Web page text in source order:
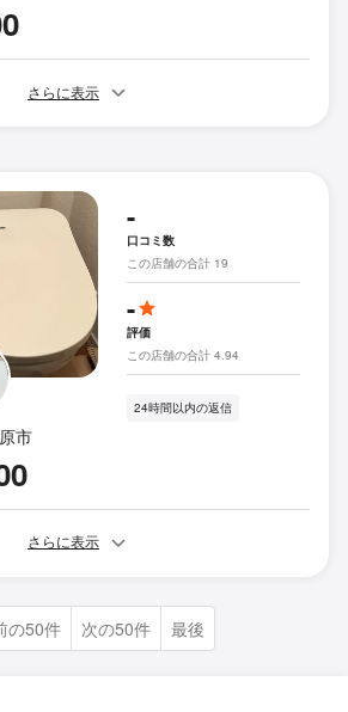
さらに表示
市
-
口コミ数
この店舗の合計 19
-
評価
この店舗の合計 4.94
24時間以内の返信
さらに表示
の50件 次の50件 最後